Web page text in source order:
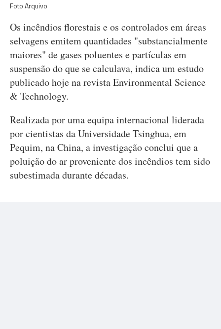
Foto Arquivo
Os incêndios florestais e os controlados em áreas
selvagens emitem quantidades "substancialmente
maiores" de gases poluentes e partículas em
suspensão do que se calculava, indica um estudo
publicado hoje na revista Environmental Science
& Technology.
Realizada por uma equipa internacional liderada
por cientistas da Universidade Tsinghua, em
Pequim, na China, a investigação conclui que a
poluição do ar proveniente dos incêndios tem sido
subestimada durante décadas.